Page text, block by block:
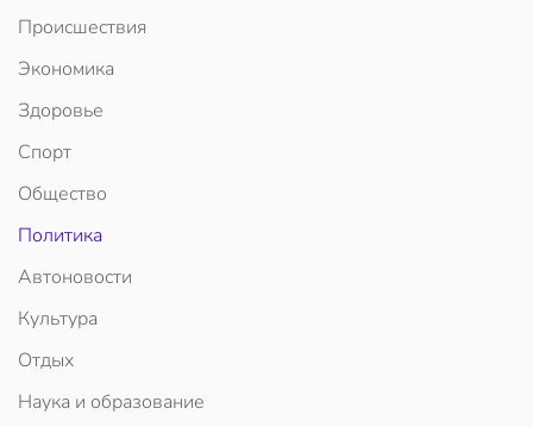
Происшествия
Экономика
Здоровье
Спорт
Общество
Политика
Автоновости
Культура
Отдых
Наука и образование